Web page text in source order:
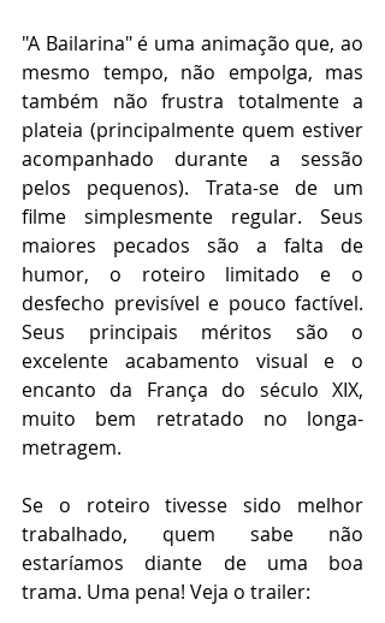
"A Bailarina" é uma animação que, ao
mesmo tempo, não empolga, mas
também não frustra totalmente a
plateia (principalmente quem estiver
acompanhado durante a sessão
pelos pequenos). Trata-se de um
filme simplesmente regular. Seus
maiores pecados são a falta de
humor, o roteiro limitado e o
desfecho previsível e pouco factível.
Seus principais méritos são o
excelente acabamento visual e o
encanto da França do século XIX,
muito bem retratado no longa-
metragem.
Se o roteiro tivesse sido melhor
trabalhado, quem sabe não
estaríamos diante de uma boa
trama. Uma pena! Veja o trailer: